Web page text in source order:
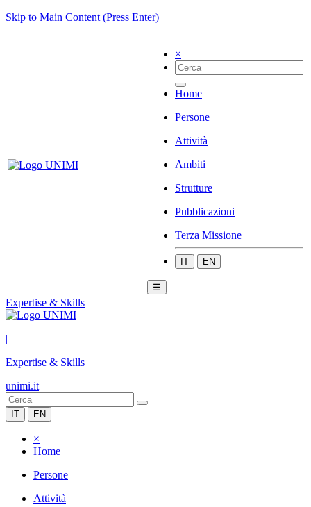
Skip to Main Content (Press Enter)
×
Home
Persone
Attività
Ambiti
Strutture
Pubblicazioni
Terza Missione
IT EN
☰
Expertise & Skills
|
Expertise & Skills
unimi.it
IT EN
×
Home
Persone
Attività